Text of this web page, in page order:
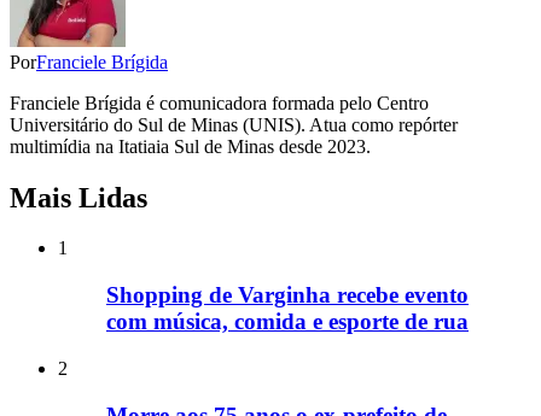
PorFranciele Brígida
Franciele Brígida é comunicadora formada pelo Centro
Universitário do Sul de Minas (UNIS). Atua como repórter
multimídia na Itatiaia Sul de Minas desde 2023.
Mais Lidas
1
Shopping de Varginha recebe evento
com música, comida e esporte de rua
2